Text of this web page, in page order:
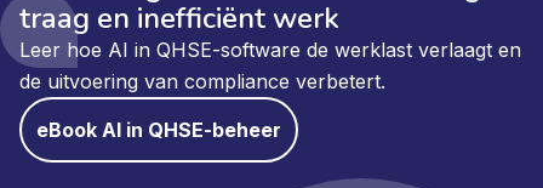
traag en inefficiënt werk
Leer hoe AI in QHSE-software de werklast verlaagt en
de uitvoering van compliance verbetert.
eBook AI in QHSE-beheer